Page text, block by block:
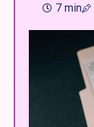
7 min